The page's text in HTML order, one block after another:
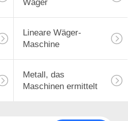
Wäger
Lineare Wäger-
Maschine
Metall, das
Maschinen ermittelt